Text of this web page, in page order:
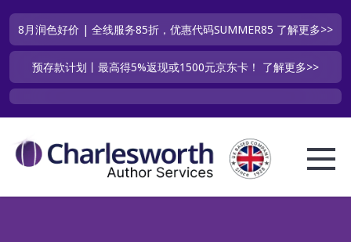
8月润色好价 | 全线服务85折，优惠代码SUMMER85 了解更多>>
预存款计划丨最高得5%返现或1500元京东卡！ 了解更多>>